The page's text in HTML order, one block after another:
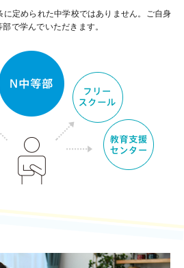
定められた中学校ではありません。ご自身
で学んでいただきます。